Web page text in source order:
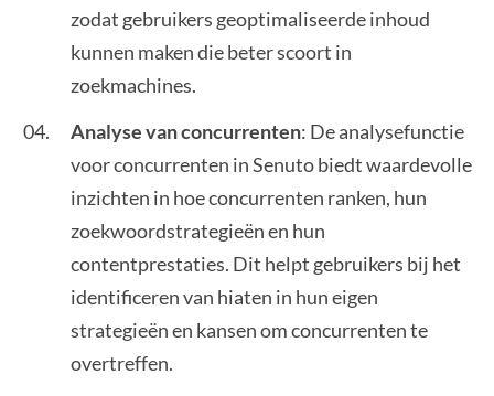
zodat gebruikers geoptimaliseerde inhoud
kunnen maken die beter scoort in
zoekmachines.
Analyse van concurrenten: De analysefunctie
voor concurrenten in Senuto biedt waardevolle
inzichten in hoe concurrenten ranken, hun
zoekwoordstrategieën en hun
contentprestaties. Dit helpt gebruikers bij het
identificeren van hiaten in hun eigen
strategieën en kansen om concurrenten te
overtreffen.